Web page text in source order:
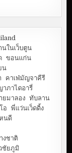
ในเว็บตูน
ขอนแก่น
น
คาเฟ่มัญจาคีรี
าภาไดอารี่
ยมาลอง ทับลาน
อ
พี่แว่นเว็ดดิ้ง
นดี
งชาติ
ชัยภูมิ